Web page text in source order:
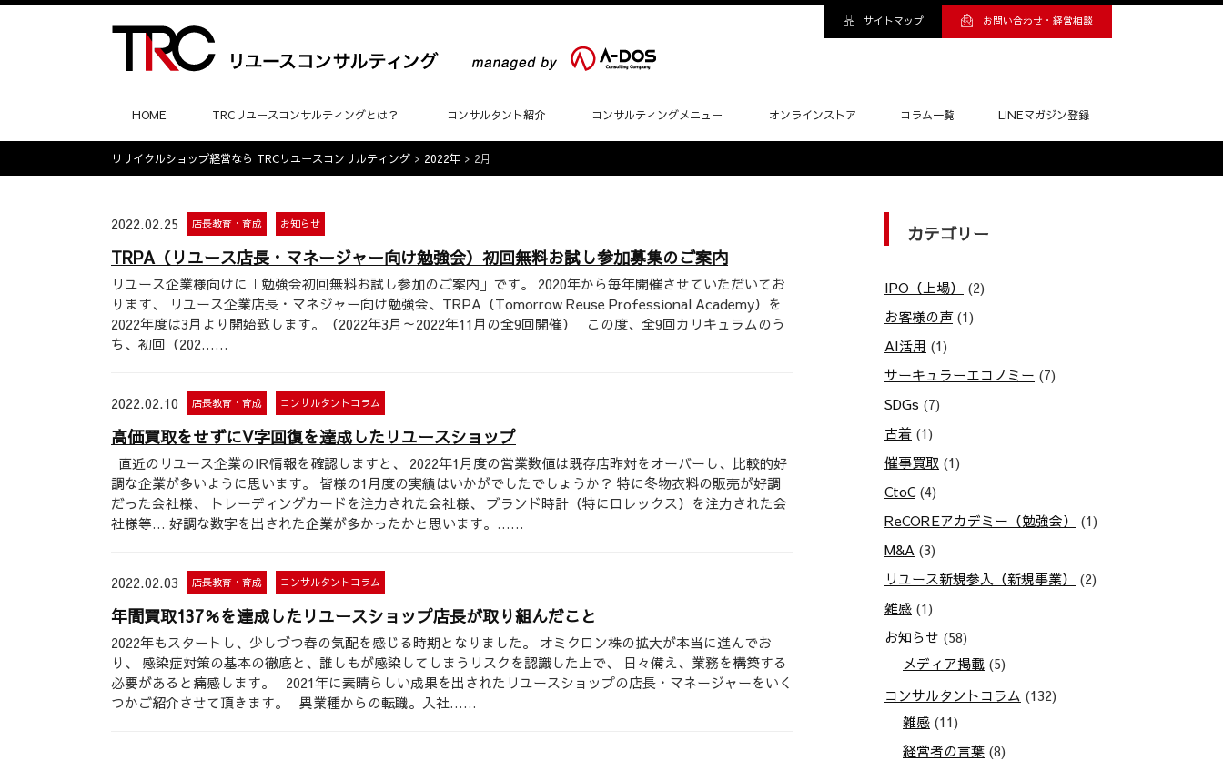
HOME TRCリユースコンサルティングとは？ コンサルタント紹介 コンサルティングメニュー オンラインストア コラム一覧 LINEマガジン登録
サイトマップ お問い合わせ・経営相談
リサイクルショップ経営なら TRCリユースコンサルティング > 2022年 > 2月
2022.02.25 店長教育・育成 お知らせ
TRPA（リユース店長・マネージャー向け勉強会）初回無料お試し参加募集のご案内
リユース企業様向けに「勉強会初回無料お試し参加のご案内」です。 2020年から毎年開催させていただいてお
ります、 リユース企業店長・マネジャー向け勉強会、TRPA（Tomorrow Reuse Professional Academy）を
2022年度は3月より開始致します。（2022年3月～2022年11月の全9回開催） この度、全9回カリキュラムのう
ち、初回（202……
2022.02.10 店長教育・育成 コンサルタントコラム
高価買取をせずにV字回復を達成したリユースショップ
直近のリユース企業のIR情報を確認しますと、 2022年1月度の営業数値は既存店昨対をオーバーし、比較的好
調な企業が多いように思います。 皆様の1月度の実績はいかがでしたでしょうか？ 特に冬物衣料の販売が好調
だった会社様、 トレーディングカードを注力された会社様、 ブランド時計（特にロレックス）を注力された会
社様等… 好調な数字を出された企業が多かったかと思います。……
2022.02.03 店長教育・育成 コンサルタントコラム
年間買取137％を達成したリユースショップ店長が取り組んだこと
2022年もスタートし、少しづつ春の気配を感じる時期となりました。 オミクロン株の拡大が本当に進んでお
り、 感染症対策の基本の徹底と、誰しもが感染してしまうリスクを認識した上で、 日々備え、業務を構築する
必要があると痛感します。 2021年に素晴らしい成果を出されたリユースショップの店長・マネージャーをいく
つかご紹介させて頂きます。 異業種からの転職。入社……
カテゴリー
IPO（上場）
(2)
お客様の声(1)
AI活用 (1)
サーキュラーエコノミー (7)
SDGs (7)
古着 (1)
催事買取 (1)
CtoC (4)
ReCOREアカデミー（勉強会）
(1)
M&A (3)
リユース新規参入（新規事業）
(2)
雑感 (1)
お知らせ (58)
メディア掲載 (5)
コンサルタントコラム (132)
雑感 (11)
経営者の言葉 (8)